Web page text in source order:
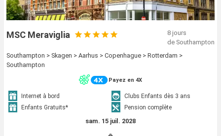
MSC Meraviglia
8 jours
de Southampton
Southampton > Skagen > Aarhus > Copenhague > Rotterdam >
Southampton
Payez en 4X
Internet à bord
Clubs Enfants dès 3 ans
Enfants Gratuits*
Pension complète
sam. 15 juil. 2028